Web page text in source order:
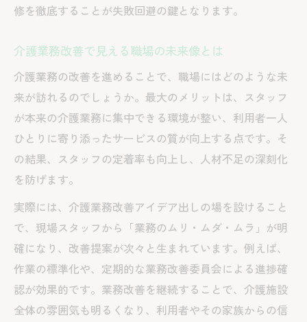
修を徹底することが失敗回避の鍵となります。
介護業務改善で見える職場の未来像とは
介護業務の改善を進めることで、職場にはどのような未
来が訪れるのでしょうか。最大のメリットは、スタッフ
が本来の介護業務に集中できる環境が整い、利用者一人
ひとりに寄り添ったサービスの質が向上する点です。そ
の結果、スタッフの定着率も向上し、人材不足の深刻化
を防げます。
実際には、介護業務改善アイデア出しの場を設けること
で、現場スタッフから「業務のムリ・ムダ・ムラ」が明
確になり、改善提案が次々と生まれています。例えば、
作業の標準化や、定期的な業務改善委員会による進捗確
認が効果的です。業務改善を継続することで、介護施設
全体の雰囲気も明るくなり、利用者やその家族からの信